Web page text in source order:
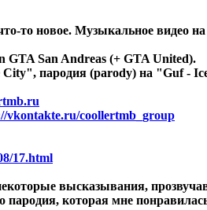
то новое. Музыкальное видео
GTA San Andreas (+ GTA United).
City", пародия (parody) на "Guf -
vkontakte.ru/coollertmb_group
17.html
высказывания,
пародия, которая мне